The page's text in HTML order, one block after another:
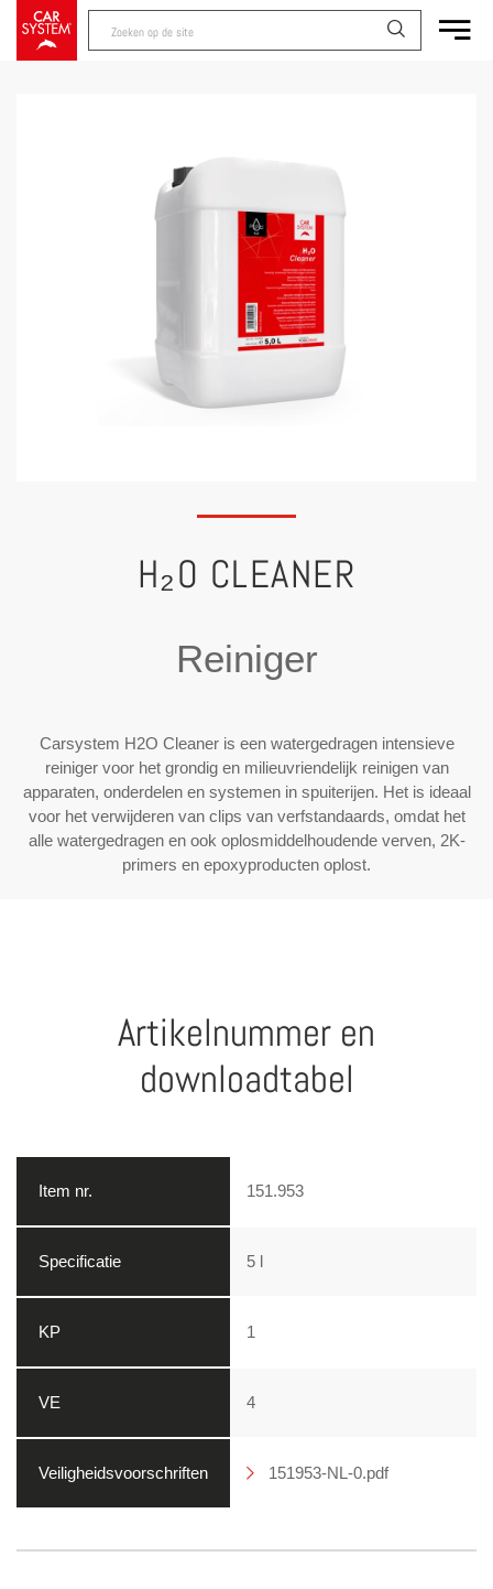
H₂O CLEANER
Reiniger
Carsystem H2O Cleaner is een watergedragen intensieve
reiniger voor het grondig en milieuvriendelijk reinigen van
apparaten, onderdelen en systemen in spuiterijen. Het is ideaal
voor het verwijderen van clips van verfstandaards, omdat het
alle watergedragen en ook oplosmiddelhoudende verven, 2K-
primers en epoxyproducten oplost.
Artikelnummer en
downloadtabel
151.953
5 l
1
4
151953-NL-0.pdf